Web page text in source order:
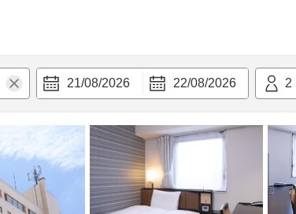
21/08/2026 22/08/2026 2
nghi